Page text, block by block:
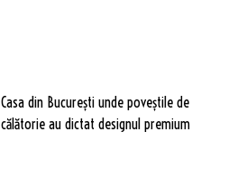
Casa din București unde poveștile de
călătorie au dictat designul premium